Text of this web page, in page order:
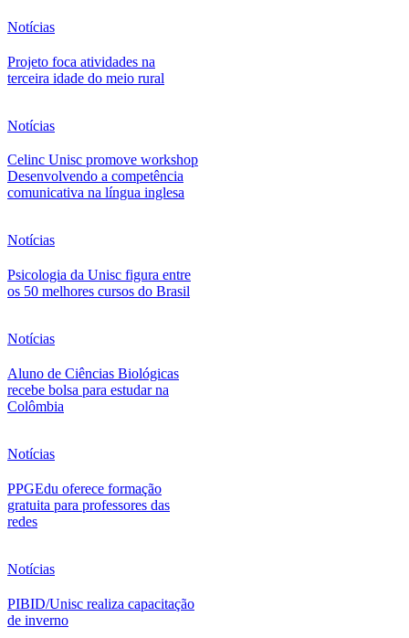
Notícias
Projeto foca atividades na
terceira idade do meio rural
Notícias
Celinc Unisc promove workshop
Desenvolvendo a competência
comunicativa na língua inglesa
Notícias
Psicologia da Unisc figura entre
os 50 melhores cursos do Brasil
Notícias
Aluno de Ciências Biológicas
recebe bolsa para estudar na
Colômbia
Notícias
PPGEdu oferece formação
gratuita para professores das
redes
Notícias
PIBID/Unisc realiza capacitação
de inverno